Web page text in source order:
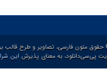
پی‌سی‌دانلود، به معنای پذیرش این